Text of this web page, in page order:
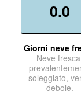
0.0
Giorni neve
Neve
soleggiato,
debole.